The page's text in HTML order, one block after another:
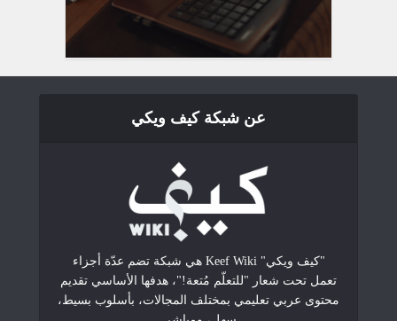
عن شبكة كيف ويكي
"كيف ويكي" Keef Wiki هي شبكة تضم عدّة أجزاء
تعمل تحت شعار "للتعلّم مُتعة!"، هدفها الأساسي تقديم
محتوى عربي تعليمي بمختلف المجالات، بأسلوب بسيط،